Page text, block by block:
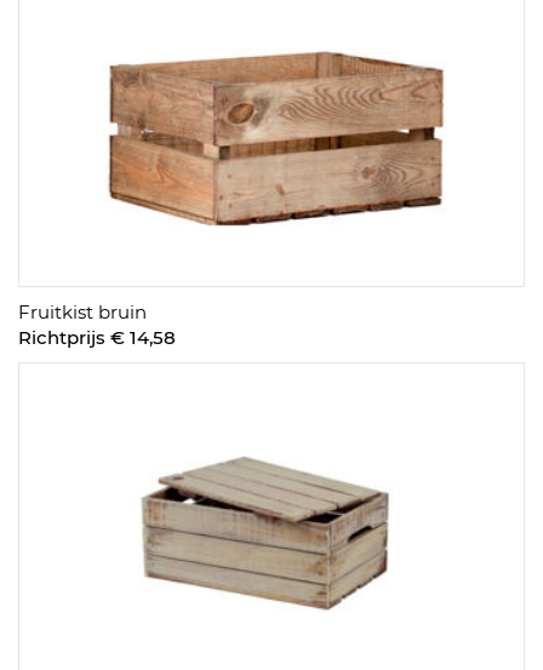
Fruitkist bruin
Richtprijs € 14,58